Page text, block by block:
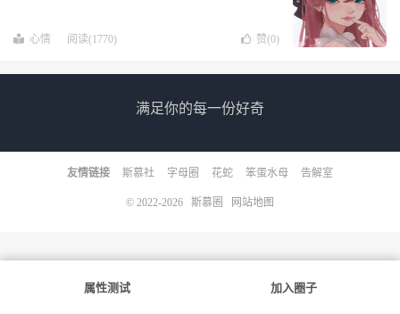
心情 阅读(1770) 赞(0)
满足你的每一份好奇
友情链接 斯慕社 字母圈 花蛇 笨蛋水母 告解室
© 2022-2026 斯慕圈 网站地图
属性测试 加入圈子